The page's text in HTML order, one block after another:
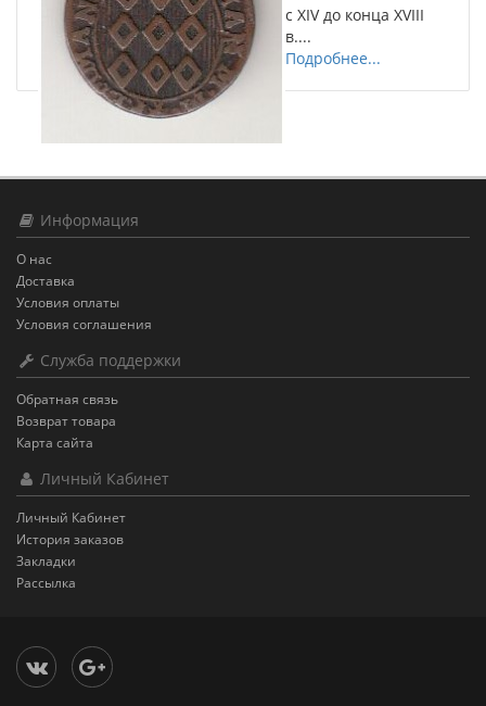
с XIV до конца XVIII
в....
Подробнее...
Информация
О нас
Доставка
Условия оплаты
Условия соглашения
Служба поддержки
Обратная связь
Возврат товара
Карта сайта
Личный Кабинет
Личный Кабинет
История заказов
Закладки
Рассылка